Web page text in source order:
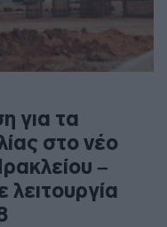
για τα
στο νέο
–
λειτουργία